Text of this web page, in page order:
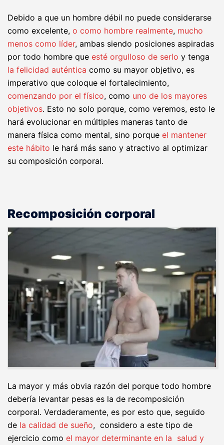
Debido a que un hombre débil no puede considerarse
como excelente, o como hombre realmente, mucho
menos como líder, ambas siendo posiciones aspiradas
por todo hombre que esté orgulloso de serlo y tenga
la felicidad auténtica como su mayor objetivo, es
imperativo que coloque el fortalecimiento,
comenzando por el físico, como uno de los mayores
objetivos. Esto no solo porque, como veremos, esto le
hará evolucionar en múltiples maneras tanto de
manera física como mental, sino porque el mantener
este hábito le hará más sano y atractivo al optimizar
su composición corporal.
Recomposición corporal
La mayor y más obvia razón del porque todo hombre
debería levantar pesas es la de recomposición
corporal. Verdaderamente, es por esto que, seguido
de la calidad de sueño, considero a este tipo de
ejercicio como el mayor determinante en la salud y